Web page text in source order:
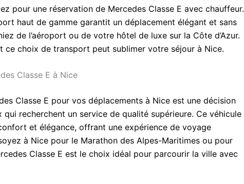
pour une réservation de Mercedes Classe E avec chauffeur.
haut de gamme garantit un déplacement élégant et sans
de l’aéroport ou de votre hôtel de luxe sur la Côte d’Azur.
ce choix de transport peut sublimer votre séjour à Nice.
Classe E à Nice
Classe E pour vos déplacements à Nice est une décision
qui recherchent un service de qualité supérieure. Ce véhicule
et élégance, offrant une expérience de voyage
à Nice pour le Marathon des Alpes-Maritimes ou pour
Classe E est le choix idéal pour parcourir la ville avec